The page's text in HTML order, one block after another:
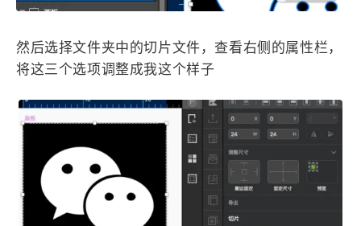
然后选择文件夹中的切片文件，查看右侧的属性栏，
将这三个选项调整成我这个样子